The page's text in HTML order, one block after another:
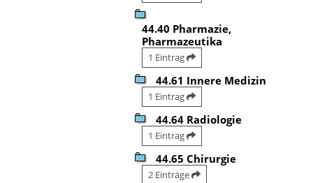
44.40 Pharmazie,
Pharmazeutika
1 Eintrag
44.61 Innere Medizin
1 Eintrag
44.64 Radiologie
1 Eintrag
44.65 Chirurgie
2 Einträge